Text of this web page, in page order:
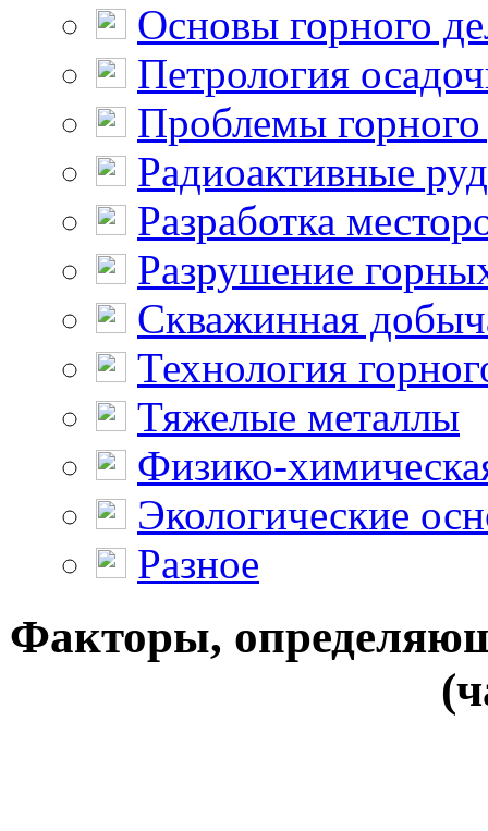
Основы горного
Петрология
Проблемы горного
Радиоактивные
Разработка
Разрушение
Скважинная
Технология
Тяжелые металлы
Физико-
Экологические
Разное
Факторы,